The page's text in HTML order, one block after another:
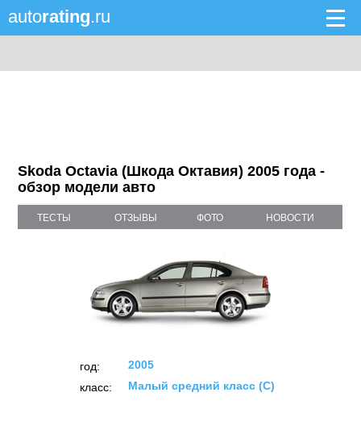
autorating.ru
Skoda Octavia (Шкода Октавия) 2005 года -
обзор модели авто
ТЕСТЫ ОТЗЫВЫ ФОТО НОВОСТИ
год:
2005
класс:
Малый средний класс (C)